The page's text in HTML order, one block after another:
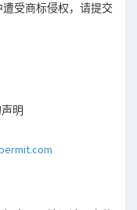
受商标侵权，请提交
明